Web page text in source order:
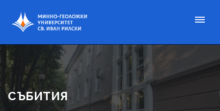
СЪБИТИЯ